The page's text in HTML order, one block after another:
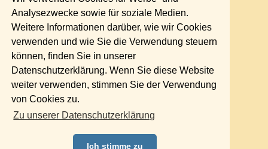
Analysezwecke sowie für soziale Medien.
Weitere Informationen darüber, wie wir Cookies
verwenden und wie Sie die Verwendung steuern
können, finden Sie in unserer
Datenschutzerklärung. Wenn Sie diese Website
weiter verwenden, stimmen Sie der Verwendung
von Cookies zu.
Zu unserer Datenschutzerklärung
Ich stimme zu
Lichtenberg
Marzahn
Neukölln
Pankow
Reinickendorf
Schöneberg
Spandau
Steglitz
Tempelhof
Treptow
Umland Ost